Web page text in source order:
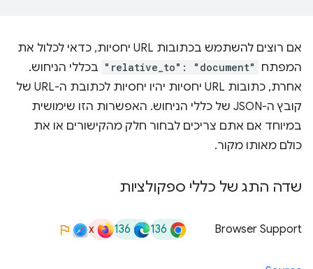
אם רוצים להשתמש בכתובות URL יחסיות, כדאי לכלול את
המפתח
"relative_to": "document" בכללי הניחוש.
אחרת, כתובות URL יחסיות יהיו יחסיות לכתובת ה-URL של
קובץ ה-JSON של כללי הניחוש. האפשרות הזו שימושית
במיוחד אם אתם צריכים לבחור חלק מהקישורים או את
כולם מאותו מקור.
שדה התג של כללי ספקולציות
Browser Support
136
136
x